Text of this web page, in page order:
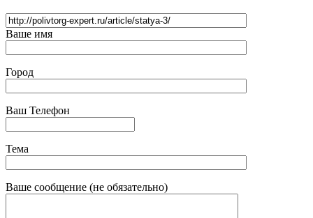
Ваше имя
Город
Ваш Телефон
Тема
Ваше сообщение (не обязательно)